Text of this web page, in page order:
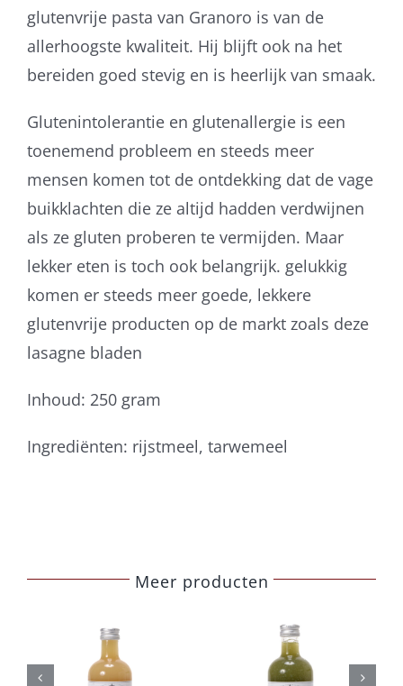
glutenvrije pasta van Granoro is van de
allerhoogste kwaliteit. Hij blijft ook na het
bereiden goed stevig en is heerlijk van smaak.
Glutenintolerantie en glutenallergie is een
toenemend probleem en steeds meer
mensen komen tot de ontdekking dat de vage
buikklachten die ze altijd hadden verdwijnen
als ze gluten proberen te vermijden. Maar
lekker eten is toch ook belangrijk. gelukkig
komen er steeds meer goede, lekkere
glutenvrije producten op de markt zoals deze
lasagne bladen
Inhoud: 250 gram
Ingrediënten: rijstmeel, tarwemeel
Meer producten
Belberry
komkommer
Belberry
sinaasappel